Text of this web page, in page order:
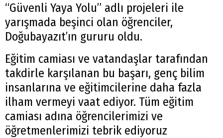
“Güvenli Yaya Yolu” adlı projeleri ile
yarışmada beşinci olan öğrenciler,
Doğubayazıt’ın gururu oldu.
Eğitim camiası ve vatandaşlar tarafından
takdirle karşılanan bu başarı, genç bilim
insanlarına ve eğitimcilerine daha fazla
ilham vermeyi vaat ediyor. Tüm eğitim
camiası adına öğrencilerimizi ve
öğretmenlerimizi tebrik ediyoruz